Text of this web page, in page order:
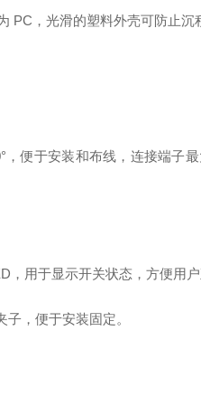
PC，光滑的塑料外壳可防止
，便于安装和布线，连接端子
，用于显示开关状态，方便用户
，便于安装固定。